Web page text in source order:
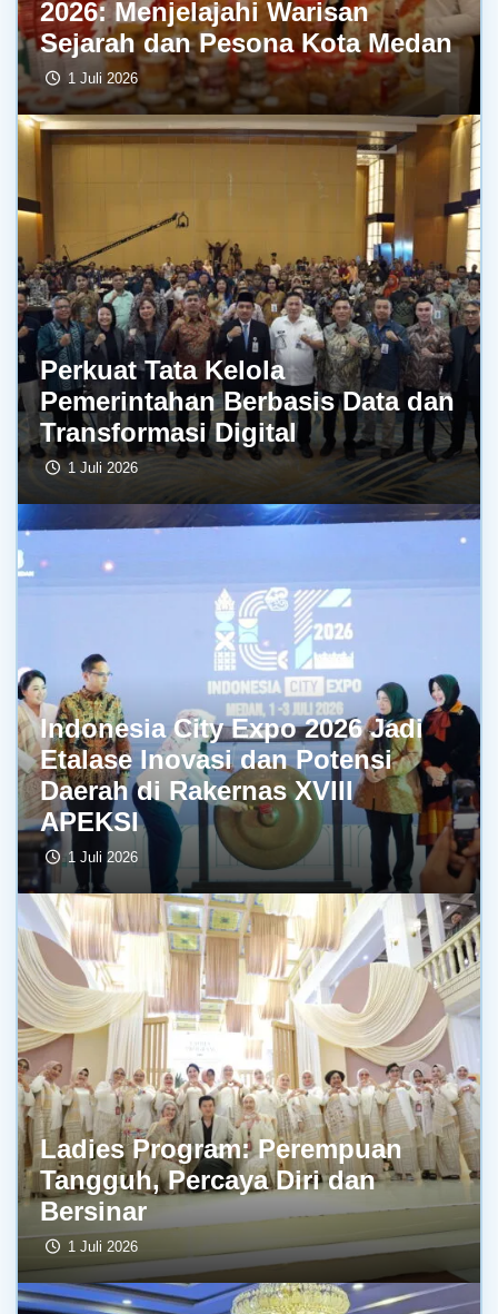
2026: Menjelajahi Warisan
Sejarah dan Pesona Kota Medan
1 Juli 2026
Perkuat Tata Kelola
Pemerintahan Berbasis Data dan
Transformasi Digital
1 Juli 2026
Indonesia City Expo 2026 Jadi
Etalase Inovasi dan Potensi
Daerah di Rakernas XVIII
APEKSI
1 Juli 2026
Ladies Program: Perempuan
Tangguh, Percaya Diri dan
Bersinar
1 Juli 2026